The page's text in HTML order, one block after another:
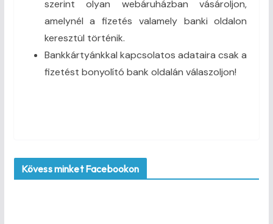
szerint olyan webáruházban vásároljon,
amelynél a fizetés valamely banki oldalon
keresztül történik.
Bankkártyánkkal kapcsolatos adataira csak a
fizetést bonyolító bank oldalán válaszoljon!
Kövess minket Facebookon